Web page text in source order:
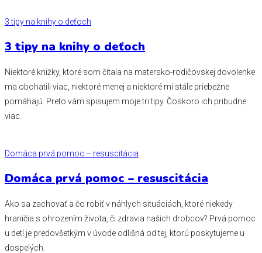
3 tipy na knihy o deťoch
3 tipy na knihy o deťoch
Niektoré knižky, ktoré som čítala na matersko-rodičovskej dovolenke
ma obohatili viac, niektoré menej a niektoré mi stále priebežne
pomáhajú. Preto vám spisujem moje tri tipy. Čoskoro ich pribudne
viac.
Domáca prvá pomoc – resuscitácia
Domáca prvá pomoc – resuscitácia
Ako sa zachovať a čo robiť v náhlych situáciách, ktoré niekedy
hraničia s ohrozením života, či zdravia našich drobcov? Prvá pomoc
u detí je predovšetkým v úvode odlišná od tej, ktorú poskytujeme u
dospelých.